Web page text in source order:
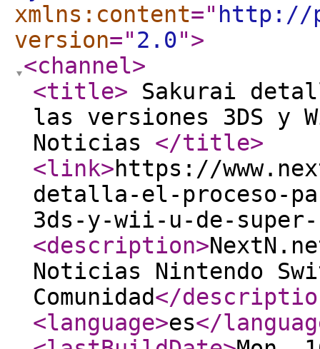
xmlns:content=" http://
version="2.0">
<channel>
<title> Sakurai
las versiones 3DS y
Noticias </title>
<link>https://
detalla-el-proceso-
3ds-y-wii-u-de-super-
<description>
Noticias Nintendo
Comunidad</
<language>es</